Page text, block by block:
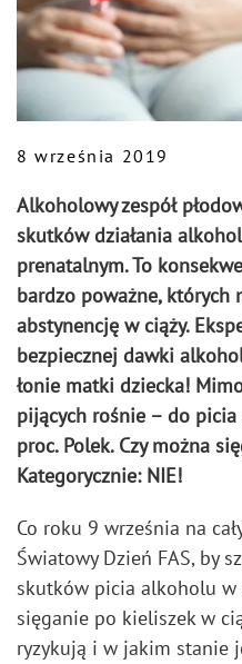
8 września 2019
Alkoholowy zespół
skutków działania
prenatalnym. To
bardzo poważne, których
abstynencję w ciąży.
bezpiecznej dawki
łonie matki dziecka!
pijących rośnie – do
proc. Polek. Czy można
Kategorycznie: NIE!
Co roku 9 września na
Światowy Dzień FAS, by
skutków picia alkoholu w
sięganie po kieliszek w
ryzykują i w jakim stanie